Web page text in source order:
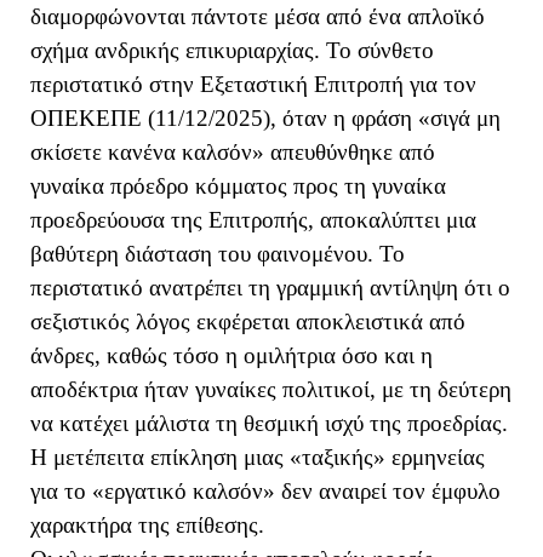
διαμορφώνονται πάντοτε μέσα από ένα απλοϊκό
σχήμα ανδρικής επικυριαρχίας. Το σύνθετο
περιστατικό στην Εξεταστική Επιτροπή για τον
ΟΠΕΚΕΠΕ (11/12/2025), όταν η φράση «σιγά μη
σκίσετε κανένα καλσόν» απευθύνθηκε από
γυναίκα πρόεδρο κόμματος προς τη γυναίκα
προεδρεύουσα της Επιτροπής, αποκαλύπτει μια
βαθύτερη διάσταση του φαινομένου. Το
περιστατικό ανατρέπει τη γραμμική αντίληψη ότι ο
σεξιστικός λόγος εκφέρεται αποκλειστικά από
άνδρες, καθώς τόσο η ομιλήτρια όσο και η
αποδέκτρια ήταν γυναίκες πολιτικοί, με τη δεύτερη
να κατέχει μάλιστα τη θεσμική ισχύ της προεδρίας.
Η μετέπειτα επίκληση μιας «ταξικής» ερμηνείας
για το «εργατικό καλσόν» δεν αναιρεί τον έμφυλο
χαρακτήρα της επίθεσης.